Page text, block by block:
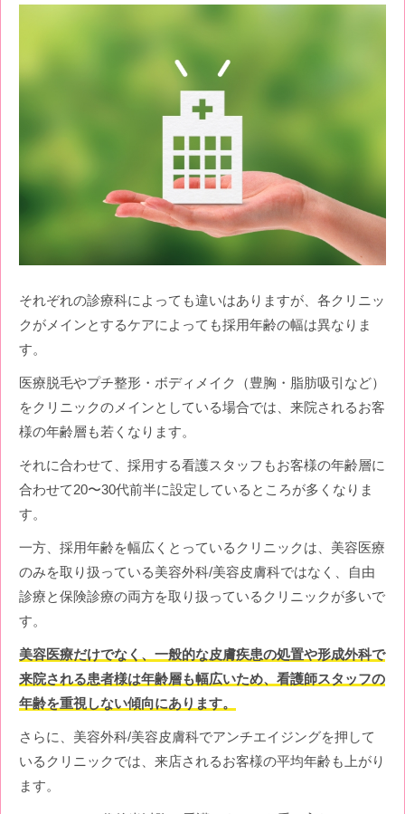
それぞれの診療科によっても違いはありますが、各クリニッ
クがメインとするケアによっても採用年齢の幅は異なりま
す。
医療脱毛やプチ整形・ボディメイク（豊胸・脂肪吸引など）
をクリニックのメインとしている場合では、来院されるお客
様の年齢層も若くなります。
それに合わせて、採用する看護スタッフもお客様の年齢層に
合わせて20〜30代前半に設定しているところが多くなりま
す。
一方、採用年齢を幅広くとっているクリニックは、美容医療
のみを取り扱っている美容外科/美容皮膚科ではなく、自由
診療と保険診療の両方を取り扱っているクリニックが多いで
す。
美容医療だけでなく、一般的な皮膚疾患の処置や形成外科で
来院される患者様は年齢層も幅広いため、看護師スタッフの
年齢を重視しない傾向にあります。
さらに、美容外科/美容皮膚科でアンチエイジングを押して
いるクリニックでは、来店されるお客様の平均年齢も上がり
ます。